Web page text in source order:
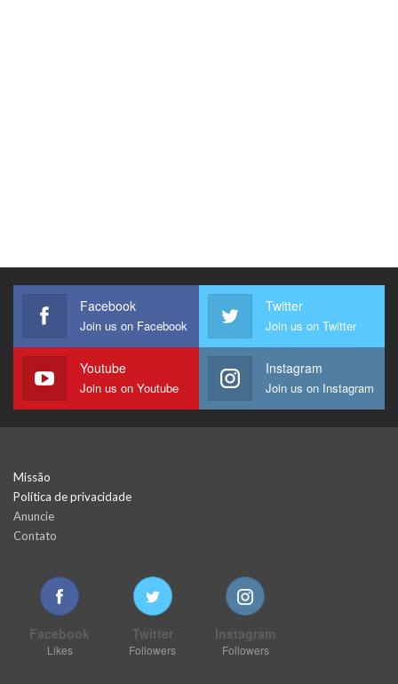
Facebook
Join us on Facebook
Twitter
Join us on Twitter
Youtube
Join us on Youtube
Instagram
Join us on Instagram
Missão
Política de privacidade
Anuncie
Contato
Facebook
Likes
Twitter
Followers
Instagram
Followers